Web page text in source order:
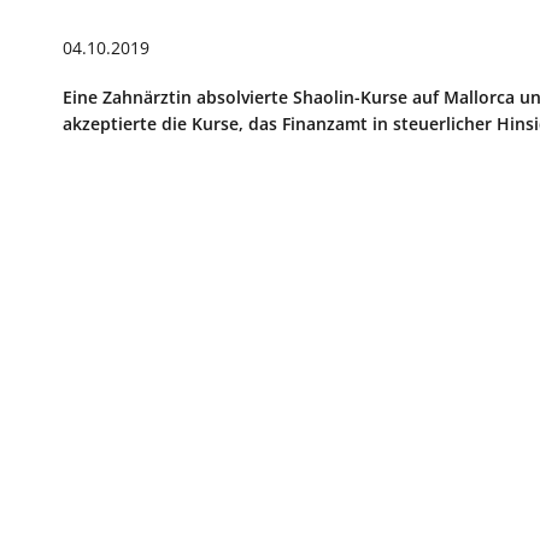
04.10.2019
Eine Zahnärztin absolvierte Shaolin-Kurse auf Mallorca
akzeptierte die Kurse, das Finanzamt in steuerlicher